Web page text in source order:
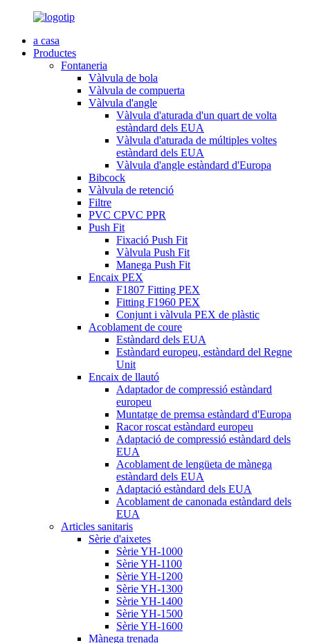
a casa
Productes
Fontaneria
Vàlvula de bola
Vàlvula de compuerta
Vàlvula d'angle
Vàlvula d'aturada d'un quart de volta
estàndard dels EUA
Vàlvula d'aturada de múltiples voltes
estàndard dels EUA
Vàlvula d'angle estàndard d'Europa
Bibcock
Vàlvula de retenció
Filtre
PVC CPVC PPR
Push Fit
Fixació Push Fit
Vàlvula Push Fit
Manega Push Fit
Encaix PEX
F1807 Fitting PEX
Fitting F1960 PEX
Conjunt i vàlvula PEX de plàstic
Acoblament de coure
Estàndard dels EUA
Estàndard europeu, estàndard del Regne
Unit
Encaix de llautó
Adaptador de compressió estàndard
europeu
Muntatge de premsa estàndard d'Europa
Racor roscat estàndard europeu
Adaptació de compressió estàndard dels
EUA
Acoblament de lengüeta de mànega
estàndard dels EUA
Adaptació estàndard dels EUA
Acoblament de canonada estàndard dels
EUA
Articles sanitaris
Sèrie d'aixetes
Sèrie YH-1000
Sèrie YH-1100
Sèrie YH-1200
Sèrie YH-1300
Sèrie YH-1400
Sèrie YH-1500
Sèrie YH-1600
Mànega trenada